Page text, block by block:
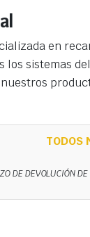
en
los sistemas
TODOS
DE DEVOLUCIÓN